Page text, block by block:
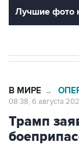
Лучшие фото
В МИРЕ →
08:38, 6 августа
Трамп